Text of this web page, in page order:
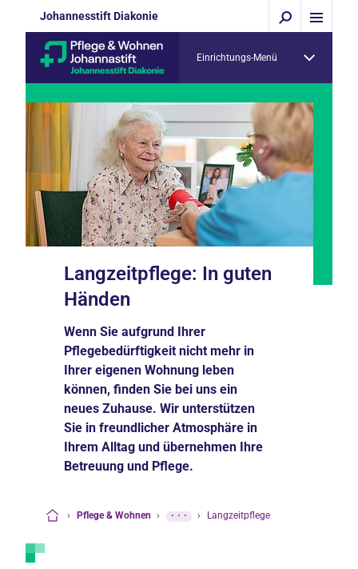
Johannesstift Diakonie
Einrichtungs-Menü
Langzeitpflege: In guten
Händen
Wenn Sie aufgrund Ihrer
Pflegebedürftigkeit nicht mehr in
Ihrer eigenen Wohnung leben
können, finden Sie bei uns ein
neues Zuhause. Wir unterstützen
Sie in freundlicher Atmosphäre in
Ihrem Alltag und übernehmen Ihre
Betreuung und Pflege.
› Pflege & Wohnen › ··· › Langzeitpflege